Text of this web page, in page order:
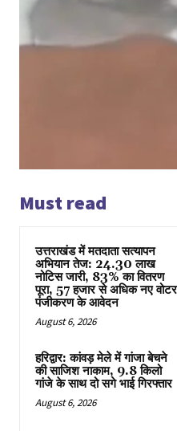
Must read
उत्तराखंड में मतदाता सत्यापन
अभियान तेज: 24.30 लाख
नोटिस जारी, 83% का वितरण
पूरा, 57 हजार से अधिक नए वोटर
पंजीकरण के आवेदन
August 6, 2026
हरिद्वार: कांवड़ मेले में गांजा बेचने
की साजिश नाकाम, 9.8 किलो
गांजे के साथ दो सगे भाई गिरफ्तार
August 6, 2026